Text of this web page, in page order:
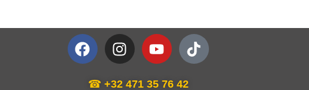
☎ +32 471 35 76 42